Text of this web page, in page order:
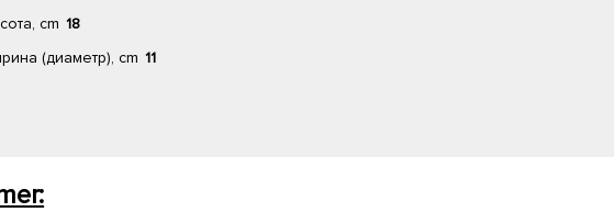
cm 18
(диаметр), cm 11